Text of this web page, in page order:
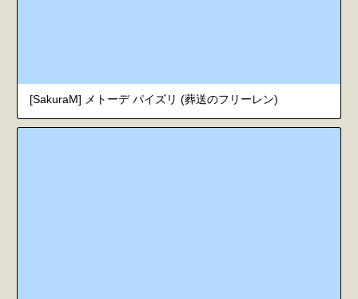
[SakuraM] メトーデ パイズリ (葬送のフリーレン)